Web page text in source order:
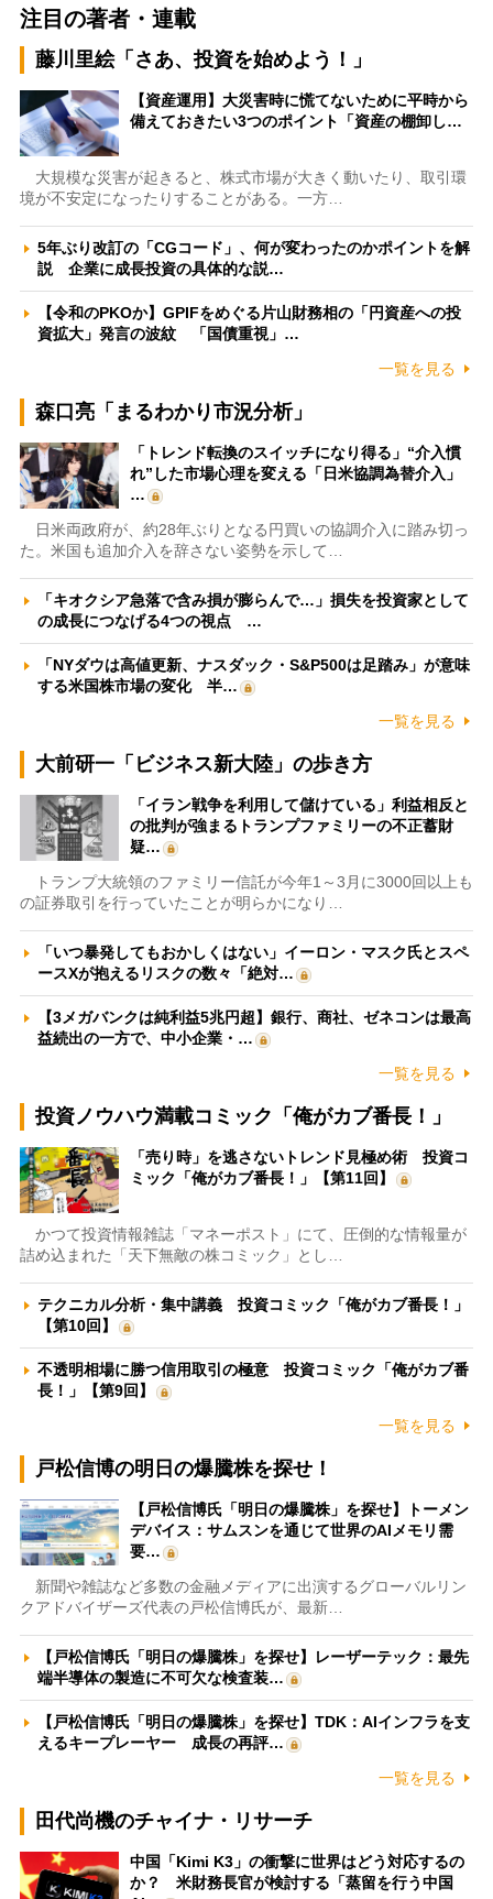
注目の著者・連載
藤川里絵「さあ、投資を始めよう！」
【資産運用】大災害時に慌てないために平時から
備えておきたい3つのポイント「資産の棚卸し…
大規模な災害が起きると、株式市場が大きく動いたり、取引環
境が不安定になったりすることがある。一方…
5年ぶり改訂の「CGコード」、何が変わったのかポイントを解
説 企業に成長投資の具体的な説…
【令和のPKOか】GPIFをめぐる片山財務相の「円資産への投
資拡大」発言の波紋 「国債重視」…
一覧を見る
森口亮「まるわかり市況分析」
「トレンド転換のスイッチになり得る」“介入慣
れ”した市場心理を変える「日米協調為替介入」
…
日米両政府が、約28年ぶりとなる円買いの協調介入に踏み切っ
た。米国も追加介入を辞さない姿勢を示して…
「キオクシア急落で含み損が膨らんで…」損失を投資家として
の成長につなげる4つの視点 …
「NYダウは高値更新、ナスダック・S&P500は足踏み」が意味
する米国株市場の変化 半…
一覧を見る
大前研一「ビジネス新大陸」の歩き方
「イラン戦争を利用して儲けている」利益相反と
の批判が強まるトランプファミリーの不正蓄財
疑…
トランプ大統領のファミリー信託が今年1～3月に3000回以上も
の証券取引を行っていたことが明らかになり…
「いつ暴発してもおかしくはない」イーロン・マスク氏とスペ
ースXが抱えるリスクの数々「絶対…
【3メガバンクは純利益5兆円超】銀行、商社、ゼネコンは最高
益続出の一方で、中小企業・…
一覧を見る
投資ノウハウ満載コミック「俺がカブ番長！」
「売り時」を逃さないトレンド見極め術 投資コ
ミック「俺がカブ番長！」【第11回】
かつて投資情報雑誌「マネーポスト」にて、圧倒的な情報量が
詰め込まれた「天下無敵の株コミック」とし…
テクニカル分析・集中講義 投資コミック「俺がカブ番長！」
【第10回】
不透明相場に勝つ信用取引の極意 投資コミック「俺がカブ番
長！」【第9回】
一覧を見る
戸松信博の明日の爆騰株を探せ！
【戸松信博氏「明日の爆騰株」を探せ】トーメン
デバイス：サムスンを通じて世界のAIメモリ需
要…
新聞や雑誌など多数の金融メディアに出演するグローバルリン
クアドバイザーズ代表の戸松信博氏が、最新…
【戸松信博氏「明日の爆騰株」を探せ】レーザーテック：最先
端半導体の製造に不可欠な検査装…
【戸松信博氏「明日の爆騰株」を探せ】TDK：AIインフラを支
えるキープレーヤー 成長の再評…
一覧を見る
田代尚機のチャイナ・リサーチ
中国「Kimi K3」の衝撃に世界はどう対応するの
か？ 米財務長官が検討する「蒸留を行う中国